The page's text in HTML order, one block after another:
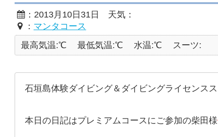
：2013月10日31日 天気：
： マンタコース
最高気温:℃
最低気温:℃ 水温:℃ スーツ:
石垣島体験ダイビング＆ダイビングライセンス
本日の日記はプレミアムコースにご参加の柴田様